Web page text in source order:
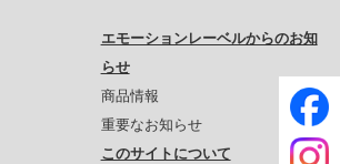
エモーションレーベルからのお知
らせ
商品情報
重要なお知らせ
このサイトについて